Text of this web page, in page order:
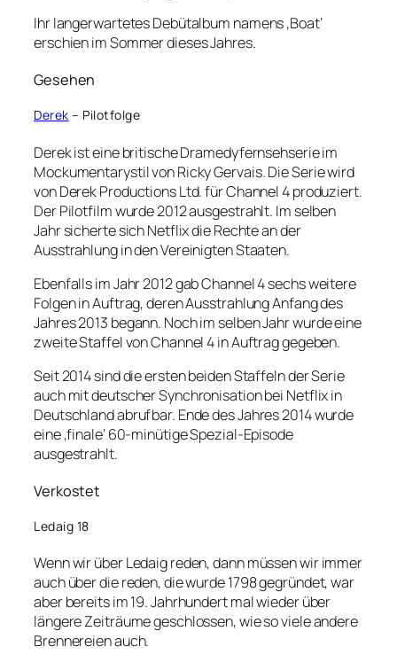
Ihr langerwartetes Debütalbum namens ‚Boat‘
erschien im Sommer dieses Jahres.
Gesehen
Derek – Pilotfolge
Derek ist eine britische Dramedyfernsehserie im
Mockumentarystil von Ricky Gervais. Die Serie wird
von Derek Productions Ltd. für Channel 4 produziert.
Der Pilotfilm wurde 2012 ausgestrahlt. Im selben
Jahr sicherte sich Netflix die Rechte an der
Ausstrahlung in den Vereinigten Staaten.
Ebenfalls im Jahr 2012 gab Channel 4 sechs weitere
Folgen in Auftrag, deren Ausstrahlung Anfang des
Jahres 2013 begann. Noch im selben Jahr wurde eine
zweite Staffel von Channel 4 in Auftrag gegeben.
Seit 2014 sind die ersten beiden Staffeln der Serie
auch mit deutscher Synchronisation bei Netflix in
Deutschland abrufbar. Ende des Jahres 2014 wurde
eine ‚finale‘ 60-minütige Spezial-Episode
ausgestrahlt.
Verkostet
Ledaig 18
Wenn wir über Ledaig reden, dann müssen wir immer
auch über die reden, die wurde 1798 gegründet, war
aber bereits im 19. Jahrhundert mal wieder über
längere Zeiträume geschlossen, wie so viele andere
Brennereien auch.